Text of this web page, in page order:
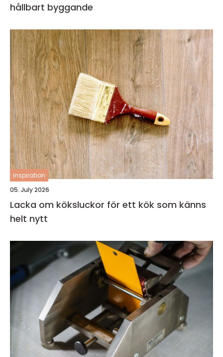
hållbart byggande
inspiration
05. July 2026
Lacka om köksluckor för ett kök som känns
helt nytt